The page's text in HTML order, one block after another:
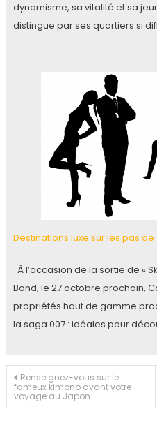
dynamisme, sa vitalité et sa
distingue par ses quartiers si
Destinations luxe sur les pas
À l’occasion de la sortie de «
Bond, le 27 octobre prochain,
propriétés haut de gamme
la saga 007 : idéales pour
Navigation
de
Renseignez-vous sur le
fameux kimono avant votre
voyage au Japon